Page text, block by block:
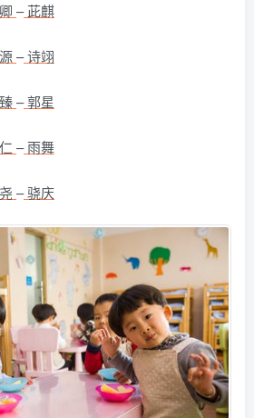
–茈麒
–诗翊
–郭星
–雨舞
–骁庆